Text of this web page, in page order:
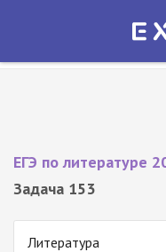
Экзамер —
ЕГЭ по литературе
Задача 153
Литература